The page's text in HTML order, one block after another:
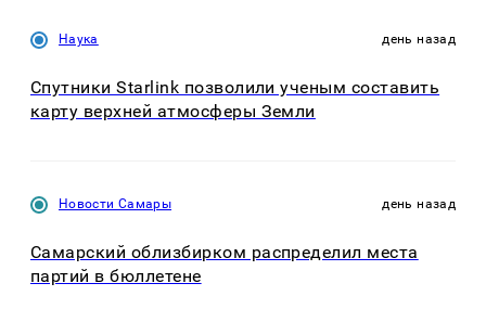
Наука день назад
Спутники Starlink позволили ученым составить
карту верхней атмосферы Земли
Новости Самары день назад
Самарский облизбирком распределил места
партий в бюллетене